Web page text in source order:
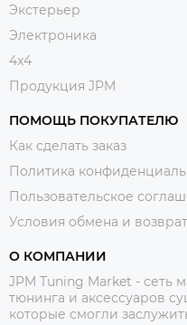
Экстерьер
Электроника
4x4
Продукция JPM
ПОМОЩЬ ПОКУПАТЕЛЮ
Как сделать заказ
Политика
Пользовательское
Условия обмена и
О КОМПАНИИ
JPM Tuning Market - сеть
тюнинга и аксессуаров
которые смогли